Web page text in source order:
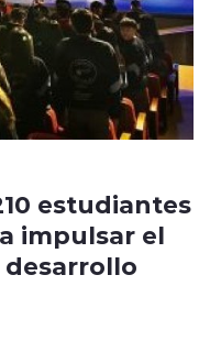
estudiantes
impulsar el